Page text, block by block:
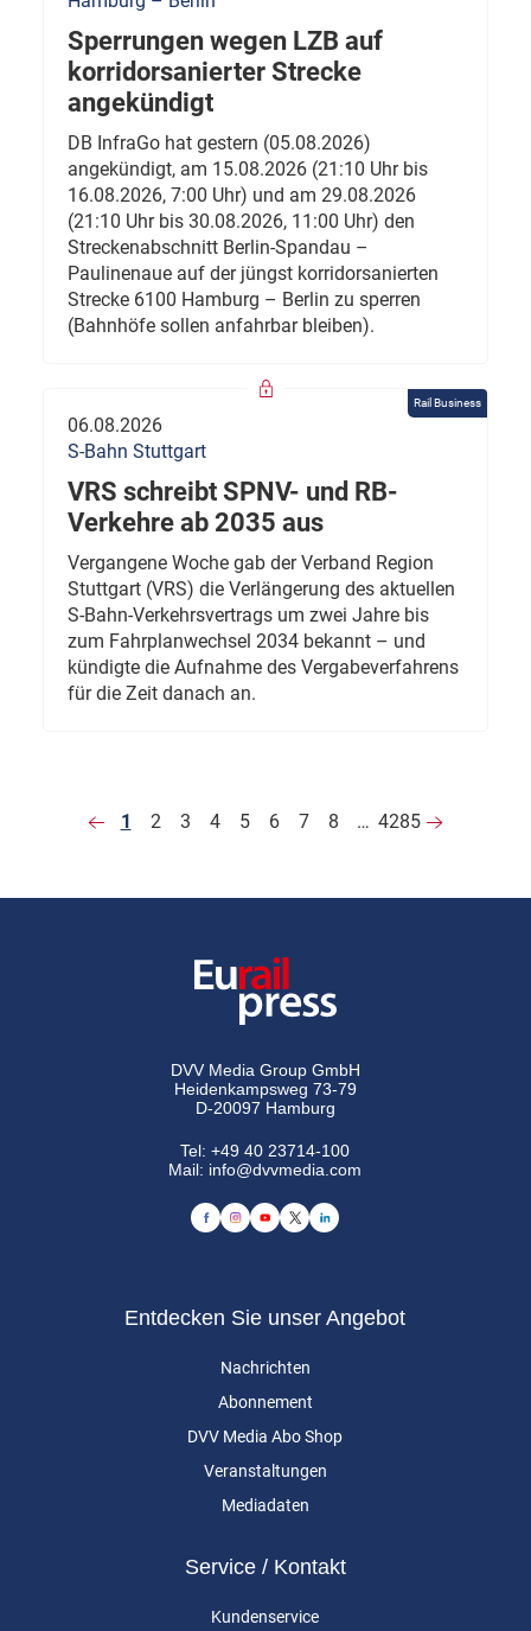
Sperrungen wegen LZB auf
korridorsanierter Strecke
angekündigt
DB InfraGo hat gestern (05.08.2026)
angekündigt, am 15.08.2026 (21:10 Uhr bis
16.08.2026, 7:00 Uhr) und am 29.08.2026
(21:10 Uhr bis 30.08.2026, 11:00 Uhr) den
Streckenabschnitt Berlin-Spandau –
Paulinenaue auf der jüngst korridorsanierten
Strecke 6100 Hamburg – Berlin zu sperren
(Bahnhöfe sollen anfahrbar bleiben).
Rail Business
06.08.2026
S-Bahn Stuttgart
VRS schreibt SPNV- und RB-
Verkehre ab 2035 aus
Vergangene Woche gab der Verband Region
Stuttgart (VRS) die Verlängerung des aktuellen
S-Bahn-Verkehrsvertrags um zwei Jahre bis
zum Fahrplanwechsel 2034 bekannt – und
kündigte die Aufnahme des Vergabeverfahrens
für die Zeit danach an.
1 2 3 4 5 6 7 8 … 4285
DVV Media Group GmbH
Heidenkampsweg 73-79
D-20097 Hamburg
Tel:+49 40 23714-100
Mail: info@dvvmedia.com
Entdecken Sie unser Angebot
Nachrichten
Abonnement
DVV Media Abo Shop
Veranstaltungen
Mediadaten
Service / Kontakt
Kundenservice